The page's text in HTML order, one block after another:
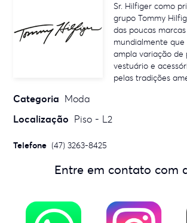
Sr. Hilfiger como
grupo Tommy
das poucas
mundialmente
ampla variação de
vestuário e
pelas tradições
Categoria Moda
Localização Piso - L2
Telefone (47) 3263-8425
Entre em contato com